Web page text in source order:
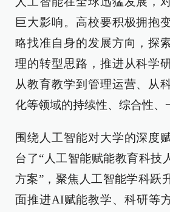
巨大影响。高校要积极拥抱
略找准自身的发展方向，探
理的转型思路，推进从科学
从教育教学到管理运营、从
化等领域的持续性、综合性、
围绕人工智能对大学的深度
台了“人工智能赋能教育科技
方案”，聚焦人工智能学科跃
面推进AI赋能教学、科研等